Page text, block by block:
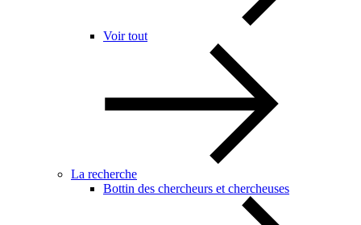
Voir tout
La recherche
Bottin des chercheurs et chercheuses